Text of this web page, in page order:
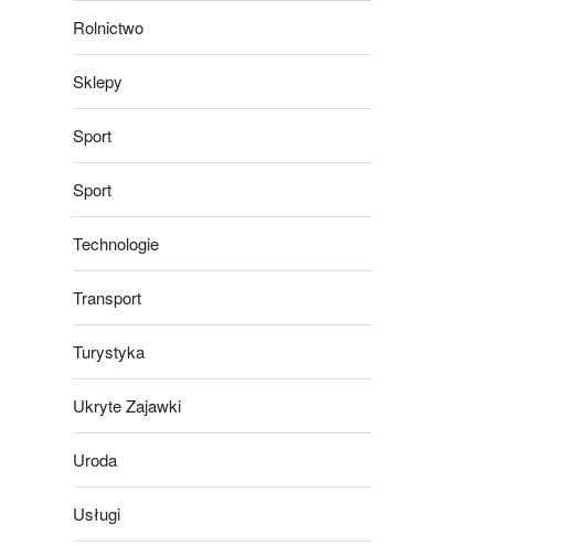
Rolnictwo
Sklepy
Sport
Sport
Technologie
Transport
Turystyka
Ukryte Zajawki
Uroda
Usługi